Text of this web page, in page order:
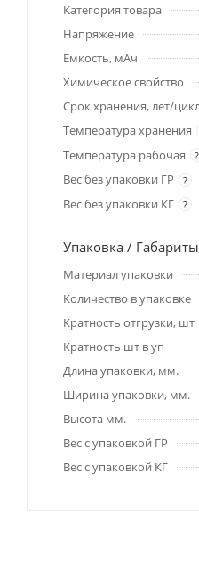
Категория товара
Напряжение
Емкость, мАч
Химическое свойство
Срок хранения, лет/
Температура хранения
Температура рабочая
?
Вес без упаковки ГР
?
Вес без упаковки КГ
?
Упаковка / Габариты
Материал упаковки
Количество в упаковке
Кратность отгрузки, шт
Кратность шт в уп
Длина упаковки, мм.
Ширина упаковки, мм.
Высота мм.
Вес с упаковкой ГР
Вес с упаковкой КГ